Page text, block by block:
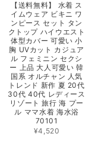
【送料無料】 水着 ス
イムウェア ビキニ ワ
ンピース セット タン
クトップ ハイウエスト
体型カバー 可愛い 小
胸 UVカット カジュア
ル フェミニン セクシ
ー 上品 大人可愛い 韓
国系 オルチャン 人気
トレンド 新作 夏 20代
30代 40代 レディース
リゾート 旅行 海 プー
ル ママ水着 海水浴
70101
¥4,520